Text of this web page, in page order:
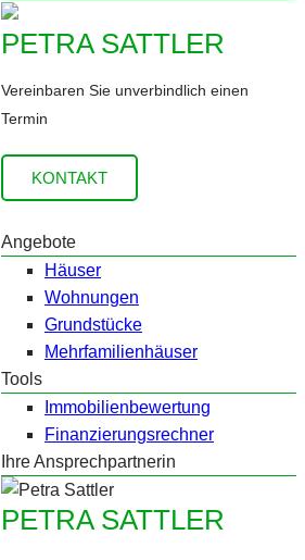
PETRA SATTLER
Vereinbaren Sie unverbindlich einen
Termin
KONTAKT
Angebote
Häuser
Wohnungen
Grundstücke
Mehrfamilienhäuser
Tools
Immobilienbewertung
Finanzierungsrechner
Ihre Ansprechpartnerin
PETRA SATTLER